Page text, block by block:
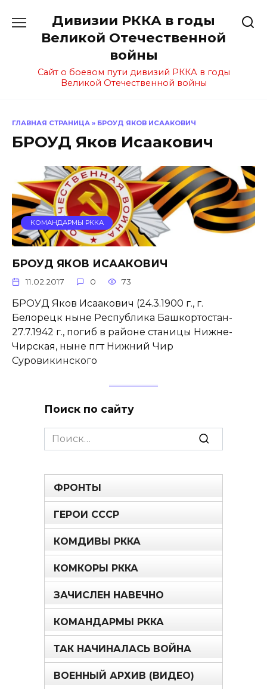
содержанию
Дивизии РККА в годы
Великой Отечественной
войны
Сайт о боевом пути дивизий РККА в годы
Великой Отечественной войны
ГЛАВНАЯ СТРАНИЦА » БРОУД ЯКОВ ИСААКОВИЧ
БРОУД Яков Исаакович
КОМАНДАРМЫ РККА
БРОУД ЯКОВ ИСААКОВИЧ
11.02.2017 0 73
БРОУД Яков Исаакович (24.3.1900 г., г.
Белорецк ныне Республика Башкортостан-
27.7.1942 г., погиб в районе станицы Нижне-
Чирская, ныне пгт Нижний Чир
Суровикинского
Поиск по сайту
Search
for:
ФРОНТЫ
ГЕРОИ СССР
КОМДИВЫ РККА
КОМКОРЫ РККА
ЗАЧИСЛЕН НАВЕЧНО
КОМАНДАРМЫ РККА
ТАК НАЧИНАЛАСЬ ВОЙНА
ВОЕННЫЙ АРХИВ (ВИДЕО)